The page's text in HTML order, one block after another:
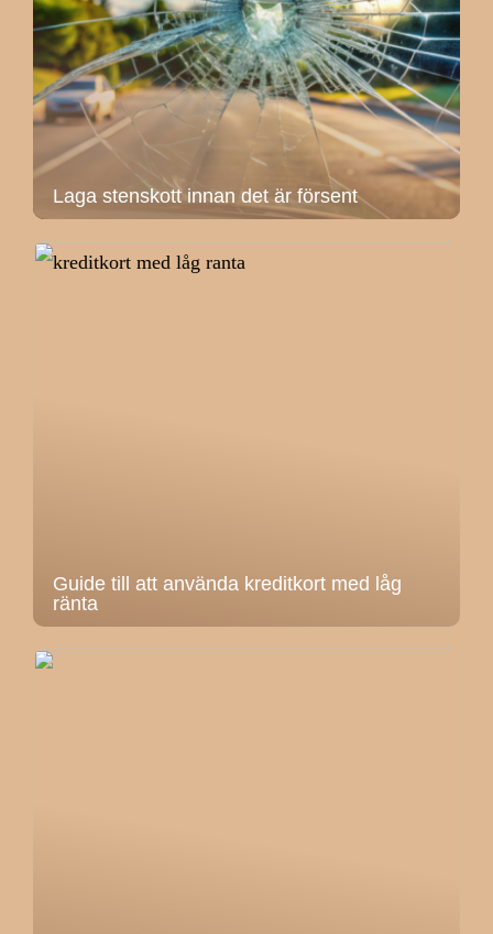
Laga stenskott innan det är försent
Guide till att använda kreditkort med låg
ränta